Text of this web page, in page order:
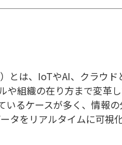
とは、IoTやAI、クラウド
や組織の在り方まで変革
るケースが多く、情報
タをリアルタイムに可視